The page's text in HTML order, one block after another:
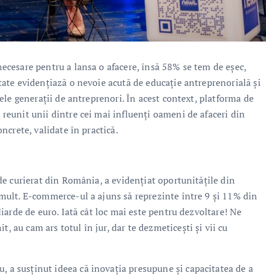
pentru a lansa o afacere, însă 58% se tem de eșec,
evidențiază o nevoie acută de educație antreprenorială și
generații de antreprenori. În acest context, platforma de
reunit unii dintre cei mai influenți oameni de afaceri din
validate în practică.
curierat din România, a evidențiat oportunitățile din
E-commerce-ul a ajuns să reprezinte între 9 și 11% din
de euro. Iată cât loc mai este pentru dezvoltare! Ne
au cam ars totul în jur, dar te dezmeticești și vii cu
a susținut ideea că inovația presupune și capacitatea de a